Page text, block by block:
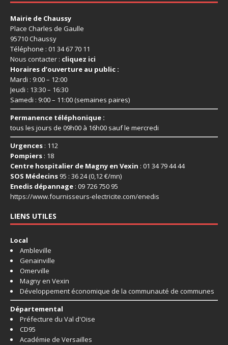
Mairie de Chaussy
Place Charles de Gaulle
95710 Chaussy
Téléphone : 01 34 67 70 11
Nous contacter : cliquez ici
Horaires d’ouverture au public :
Mardi : 9:00 – 12:00
Jeudi : 13:30 – 16:30
Samedi : 9:00 – 11:00 (semaines paires)
Permanence téléphonique :
tous les jours de 09h00 à 16h00 sauf le mercredi
Urgences : 112
Pompiers : 18
Centre hospitalier de Magny en Vexin : 01 34 79 44 44
SOS Médecins 95 : 36 24 (0,12 €/mn)
Enedis dépannage : 09 726 750 95
https://www.fournisseurs-electricite.com/enedis
LIENS UTILES
Local
Ambleville
Genainville
Omerville
Magny en Vexin
Développement économique de la communauté de communes
Départemental
Préfecture du Val d'Oise
CD95
Académie de Versailles